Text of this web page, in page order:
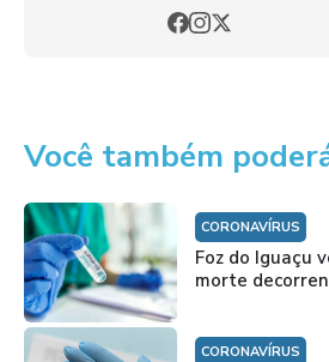
Você também
CORONAVÍRUS
Foz do Iguaçu
morte
CORONAVÍRUS